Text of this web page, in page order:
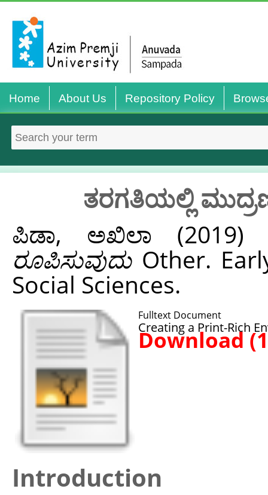
Home About Us Repository Policy
ತರಗತಿಯಲ್ಲಿ
ಪಿಡಾ, ಅಖಿಲಾ
ರೂಪಿಸುವುದುOther.
Social Sciences.
Fulltext Document
Creating a Print-Rich
Download
Introduction